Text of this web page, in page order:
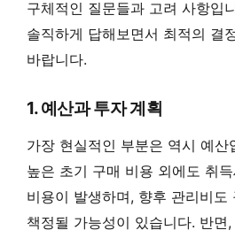
구체적인 질문들과 고려 사항입
솔직하게 답해보면서 최적의 결
바랍니다.
1. 예산과 투자 계획
가장 현실적인 부분은 역시 예산
높은 초기 구매 비용 외에도 취
비용이 발생하며, 향후 관리비도
책정될 가능성이 있습니다. 반면